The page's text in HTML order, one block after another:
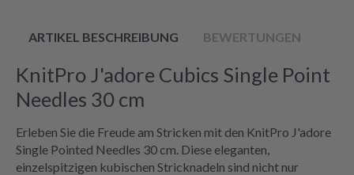
ARTIKEL BESCHREIBUNG BEWERTUNGEN
KnitPro J'adore Cubics Single Point
Needles 30 cm
Erleben Sie die Freude am Stricken mit den KnitPro J'adore
Single Pointed Needles 30 cm. Diese eleganten,
einzelspitzigen kubischen Stricknadeln sind nicht nur